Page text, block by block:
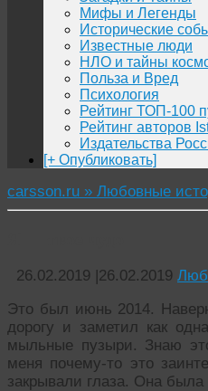
Мифы и Легенды
Исторические
Известные люди
НЛО и тайны
Польза и Вред
Психология
Рейтинг ТОП-100
Рейтинг авторов
Издательства
[+ Опубликовать]
carsson.ru » Любовные
26.02.2019 |26.02.2019
Это был июнь 2014.
дорогу и заметил как
мыльные пузыри. Знаю
меня почему-то это
закрывали глаза. Она была